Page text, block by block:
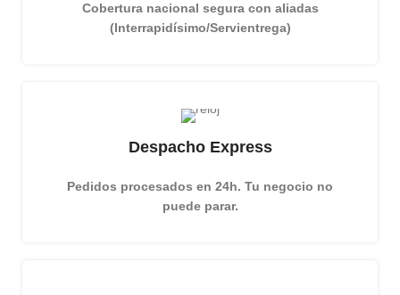
Cobertura nacional segura con aliadas
(Interrapidísimo/Servientrega)
Despacho Express
Pedidos procesados en 24h. Tu negocio no
puede parar.